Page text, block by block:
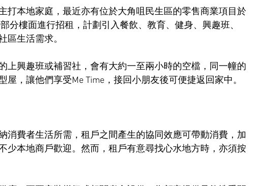
打本地家庭，最近亦有位於大角咀民生區的零售商業項目於
分樓面進行招租，計劃引入餐飲、教育、健身、興趣班、
區生活需求。
上興趣班或補習社，會有大約一至兩小時的空檔，同一幢的
，讓他們享受Me Time，接回小朋友後可便捷返回家中。
消費者生活所需，租戶之間產生的協同效應可帶動消費，加
少本地商戶歡迎。然而，租戶有意尋找心水地方時，亦須按